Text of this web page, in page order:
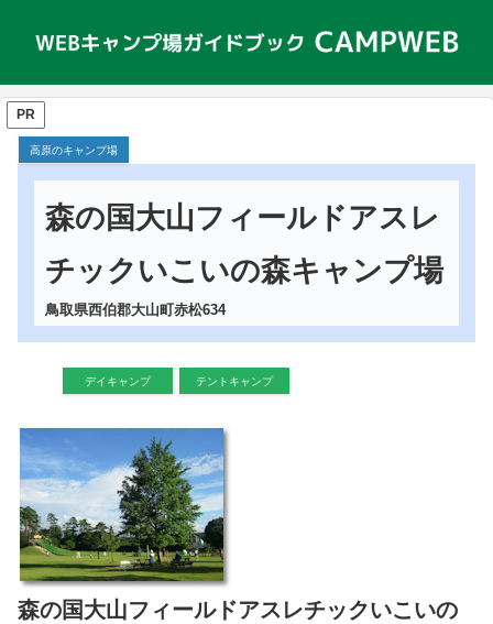
PR
高原のキャンプ場
森の国大山フィールドアスレ
チックいこいの森キャンプ場
鳥取県西伯郡大山町赤松634
デイキャンプ テントキャンプ
森の国大山フィールドアスレチックいこいの